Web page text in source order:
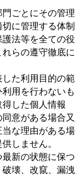
ごとにその管理
に管理する体制
法等を全ての役
らの遵守徹底に
た利用目的の範
用を行わないも
した個人情報
意がある場合又
な理由がある場
しません。
新の状態に保つ
壊、改竄、漏洩